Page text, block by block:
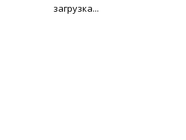
загрузка...